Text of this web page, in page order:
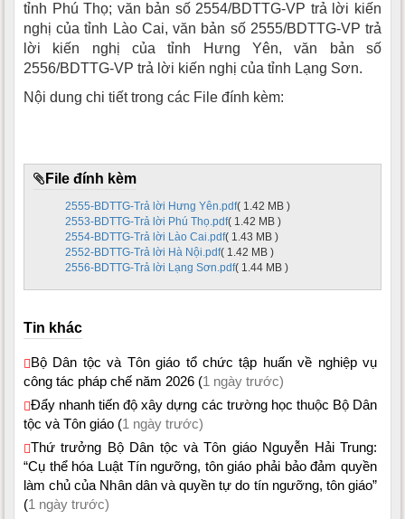
tỉnh Phú Thọ; văn bản số 2554/BDTTG-VP trả lời kiến
nghị của tỉnh Lào Cai, văn bản số 2555/BDTTG-VP trả
lời kiến nghị của tỉnh Hưng Yên, văn bản số
2556/BDTTG-VP trả lời kiến nghị của tỉnh Lạng Sơn.
Nội dung chi tiết trong các File đính kèm:
File đính kèm
2555-BDTTG-Trả lời Hưng Yên.pdf( 1.42 MB )
2553-BDTTG-Trả lời Phú Thọ.pdf( 1.42 MB )
2554-BDTTG-Trả lời Lào Cai.pdf( 1.43 MB )
2552-BDTTG-Trả lời Hà Nội.pdf( 1.42 MB )
2556-BDTTG-Trả lời Lạng Sơn.pdf( 1.44 MB )
Tin khác
Bộ Dân tộc và Tôn giáo tổ chức tập huấn về nghiệp vụ
công tác pháp chế năm 2026 (1 ngày trước)
Đẩy nhanh tiến độ xây dựng các trường học thuộc Bộ Dân
tộc và Tôn giáo (1 ngày trước)
Thứ trưởng Bộ Dân tộc và Tôn giáo Nguyễn Hải Trung:
“Cụ thể hóa Luật Tín ngưỡng, tôn giáo phải bảo đảm quyền
làm chủ của Nhân dân và quyền tự do tín ngưỡng, tôn giáo”
(1 ngày trước)